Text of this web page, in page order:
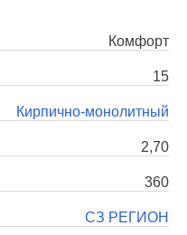
Комфорт
15
Кирпично-монолитный
2,70
360
СЗ РЕГИОН